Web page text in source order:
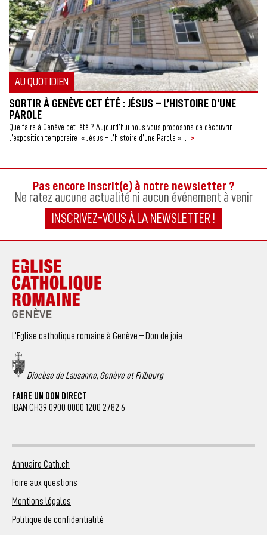
AU QUOTIDIEN
SORTIR À GENÈVE CET ÉTÉ : JÉSUS – L’HISTOIRE D’UNE
PAROLE
Que faire à Genève cet été ? Aujourd’hui nous vous proposons de découvrir
l’exposition temporaire « Jésus – l’histoire d’une Parole »...
>
Pas encore inscrit(e) à notre newsletter ?
Ne ratez aucune actualité ni aucun événement à venir
INSCRIVEZ-VOUS À LA NEWSLETTER !
L’Eglise catholique romaine à Genève – Don de joie
Diocèse de Lausanne, Genève et Fribourg
FAIRE UN DON DIRECT
IBAN CH39 0900 0000 1200 2782 6
Annuaire Cath.ch
Foire aux questions
Mentions légales
Politique de confidentialité